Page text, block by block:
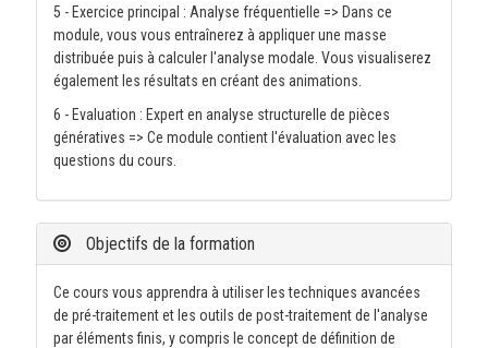
5 - Exercice principal : Analyse fréquentielle => Dans ce
module, vous vous entraînerez à appliquer une masse
distribuée puis à calculer l'analyse modale. Vous visualiserez
également les résultats en créant des animations.
6 - Evaluation : Expert en analyse structurelle de pièces
génératives => Ce module contient l'évaluation avec les
questions du cours.
Objectifs de la formation
Ce cours vous apprendra à utiliser les techniques avancées
de pré-traitement et les outils de post-traitement de l'analyse
par éléments finis, y compris le concept de définition de